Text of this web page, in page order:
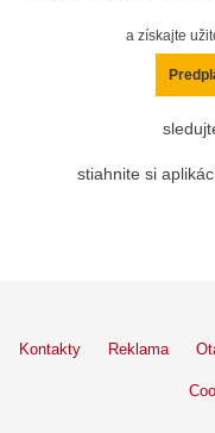
a získajte
stiahnite si
Kontakty Reklama